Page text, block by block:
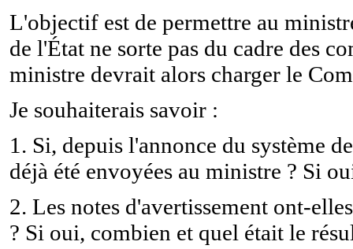
L'objectif est de permettre au
de l'État ne sorte pas du cadre des
ministre devrait alors charger le
Je souhaiterais savoir :
1. Si, depuis l'annonce du système
déjà été envoyées au ministre ? Si
2. Les notes d'avertissement ont-
? Si oui, combien et quel était le